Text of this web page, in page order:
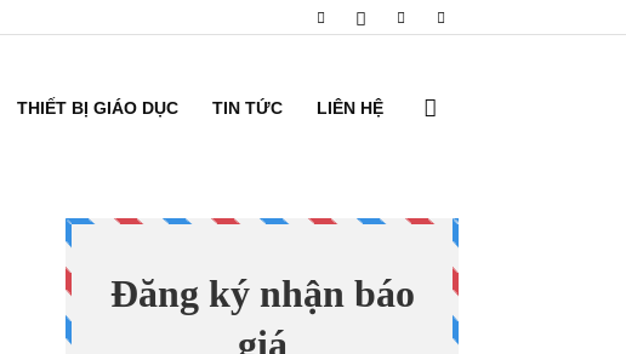
THIẾT BỊ GIÁO DỤC TIN TỨC LIÊN HỆ